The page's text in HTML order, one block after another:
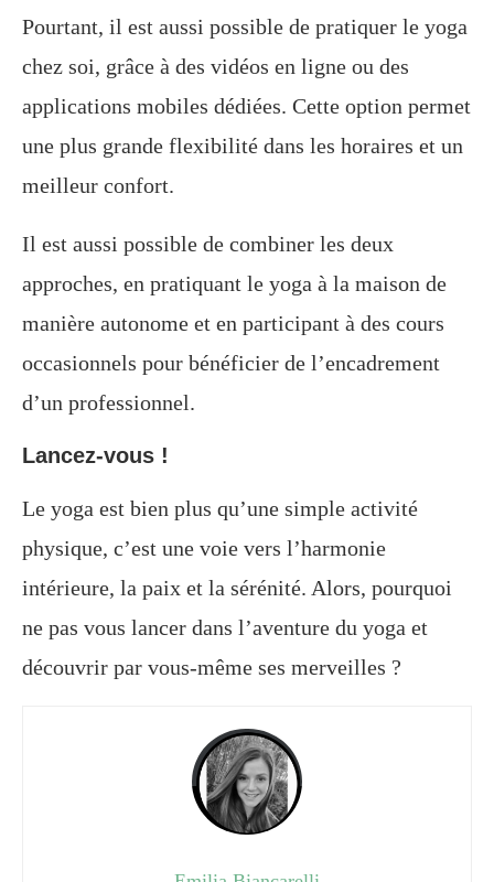
Pourtant, il est aussi possible de pratiquer le yoga
chez soi, grâce à des vidéos en ligne ou des
applications mobiles dédiées. Cette option permet
une plus grande flexibilité dans les horaires et un
meilleur confort.
Il est aussi possible de combiner les deux
approches, en pratiquant le yoga à la maison de
manière autonome et en participant à des cours
occasionnels pour bénéficier de l’encadrement
d’un professionnel.
Lancez-vous !
Le yoga est bien plus qu’une simple activité
physique, c’est une voie vers l’harmonie
intérieure, la paix et la sérénité. Alors, pourquoi
ne pas vous lancer dans l’aventure du yoga et
découvrir par vous-même ses merveilles ?